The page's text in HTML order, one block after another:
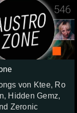
von Ktee, Ro
Hidden Gemz,
Zeronic